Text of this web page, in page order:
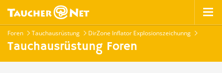
Foren Tauchausrüstung DirZone Inflator Explosionszeichunng
Tauchausrüstung Foren